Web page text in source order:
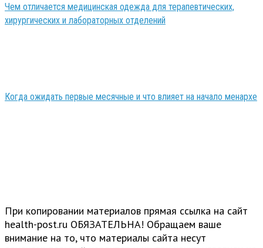
Чем отличается медицинская одежда для терапевтических,
хирургических и лабораторных отделений
Когда ожидать первые месячные и что влияет на начало менархе
При копировании материалов прямая ссылка на сайт
health-post.ru ОБЯЗАТЕЛЬНА! Обращаем ваше
внимание на то, что материалы сайта несут